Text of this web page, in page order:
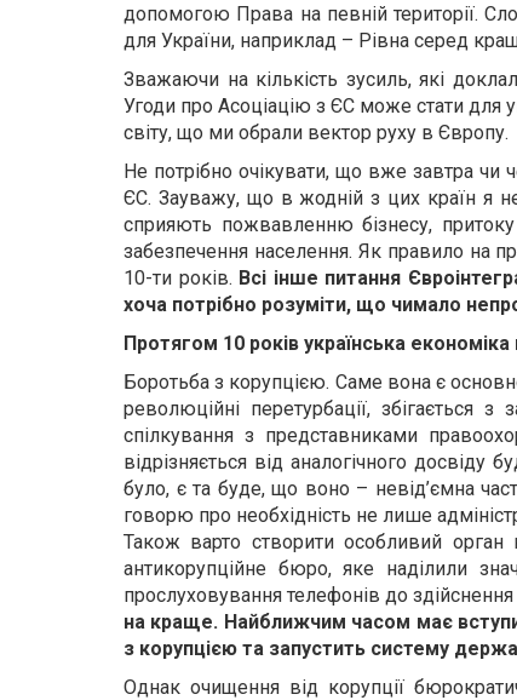
допомогою Права на певній території.
для України, наприклад – Рівна серед
Зважаючи на кількість зусиль, які
Угоди про Асоціацію з ЄС може стати для
світу, що ми обрали вектор руху в Європу.
Не потрібно очікувати, що вже завтра чи
ЄС. Зауважу, що в жодній з цих країн я не
сприяють пожвавленню бізнесу,
забезпечення населення. Як правило на
10-ти років. Всі інше питання
хоча потрібно розуміти, що чимало
Протягом 10 років українська
Боротьба з корупцією. Саме вона є
революційні перетурбації, збігається
спілкування з представниками
відрізняється від аналогічного
було, є та буде, що воно – невід’ємна
говорю про необхідність не лише
Також варто створити особливий
антикорупційне бюро, яке наділили
прослуховування телефонів до
на краще. Найближчим часом має
з корупцією та запустить систему
Однак очищення від корупції